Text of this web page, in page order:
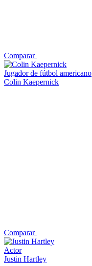
Comparar
Jugador de fútbol americano
Colin Kaepernick
Comparar
Actor
Justin Hartley